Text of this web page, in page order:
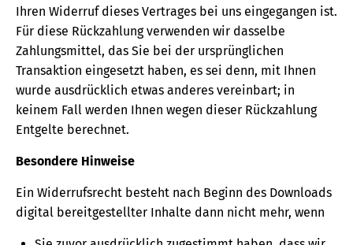
Ihren Widerruf dieses Vertrages bei uns eingegangen ist.
Für diese Rückzahlung verwenden wir dasselbe
Zahlungsmittel, das Sie bei der ursprünglichen
Transaktion eingesetzt haben, es sei denn, mit Ihnen
wurde ausdrücklich etwas anderes vereinbart; in
keinem Fall werden Ihnen wegen dieser Rückzahlung
Entgelte berechnet.
Besondere Hinweise
Ein Widerrufsrecht besteht nach Beginn des Downloads
digital bereitgestellter Inhalte dann nicht mehr, wenn